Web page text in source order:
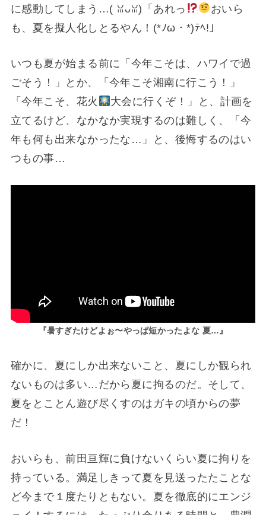
に感動してしまう…(⁠ ⁠ꈍ⁠ᴗ⁠ꈍ⁠)「あれっ
おいら
も、夏を擬人化しとるやん！(*ﾉω・*)ﾃﾍ!」
いつも夏が始まる前に「今年こそは、ハワイで過
ごそう！」とか、「今年こそ湘南に行こう！」
「今年こそ、花火
大会に行くぞ！」と、計画を
立てるけど、なかなか実現するのは難しく、「今
年も何も出来なかったな…」と、後悔するのはい
つもの事…
『暑すぎたけどよぉ〜やっぱ短かったよな 夏…』
確かに、夏にしか出来ないこと、夏にしか観られ
ないものは多い…だから夏に拘るのだ。そして、
夏をとことん遊び尽くすのはガキの頃からの夢
だ！
おいらも、前田亘輝に負けないくらい夏に拘りを
持っている。満足しきって夏を見送ったたことな
ど今まで１度たりともない。夏を徹底的にエンジ